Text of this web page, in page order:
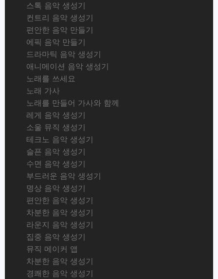
스톡 음악 생성기
컨트리 음악 생성기
편안한 음악 만들기
에픽 음악 만들기
드라마틱 음악 생성기
애니메이션 음악 생성기
노래를 쓰세요
노래 가사
노래를 만들어 가사와 함께
레게 음악 생성기
소울 뮤직 생성기
테크노 음악 생성기
슬픈 음악 생성기
수면 음악 생성기
부드러운 음악 생성기
명상 음악 생성기
편안한 음악 생성기
차분한 음악 생성기
라운지 음악 생성기
집중 음악 생성기
뮤직 메이커 앱
차분한 음악 생성기
경쾌한 음악 생성기